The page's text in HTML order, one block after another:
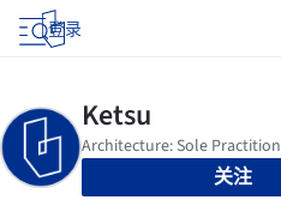
登录
关注